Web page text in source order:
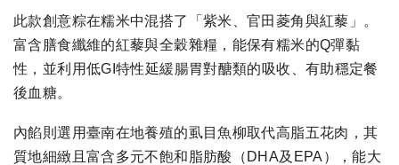
此款創意粽在糯米中混搭了「紫米、官田菱角與紅藜」。
富含膳食纖維的紅藜與全穀雜糧，能保有糯米的Q彈黏
性，並利用低GI特性延緩腸胃對醣類的吸收、有助穩定餐
後血糖。
內餡則選用臺南在地養殖的虱目魚柳取代高脂五花肉，其
質地細緻且富含多元不飽和脂肪酸（DHA及EPA），能大